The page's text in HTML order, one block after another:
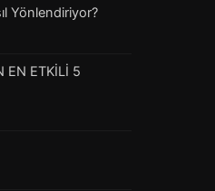
Yönlendiriyor?
EN ETKİLİ 5